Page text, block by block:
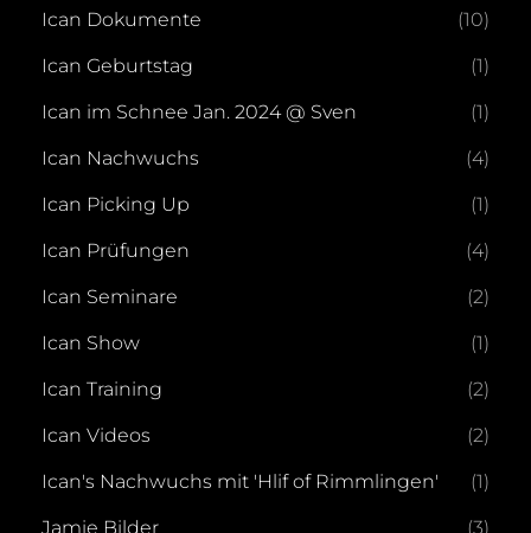
Ican Dokumente (10)
Ican Geburtstag (1)
Ican im Schnee Jan. 2024 @ Sven (1)
Ican Nachwuchs (4)
Ican Picking Up (1)
Ican Prüfungen (4)
Ican Seminare (2)
Ican Show (1)
Ican Training (2)
Ican Videos (2)
Ican's Nachwuchs mit 'Hlif of Rimmlingen' (1)
Jamie Bilder (3)